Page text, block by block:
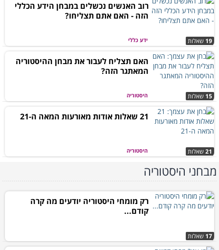
ידע כללי 19 שאלות
רוב האנשים נכשלים במבחן הידע הכללי
הזה - האם אתם תצליחו?
היסטוריה 15 שאלות
האם תצליח לעבור את מבחן ההיסטוריה
המאתגר הזה?
היסטוריה 21 שאלות
21 שאלות אודות מאורעות המאה ה-21
מבחני היסטוריה
17 שאלות
רק מומחי היסטוריה יודעים מה קרה
קודם...